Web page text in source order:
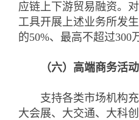
应链上下游贸易融资。
工具开展上述业务所发
的50%、最高不超过300
（六）高端商务活动
支持各类市场机构充
大会展、大交通、大科